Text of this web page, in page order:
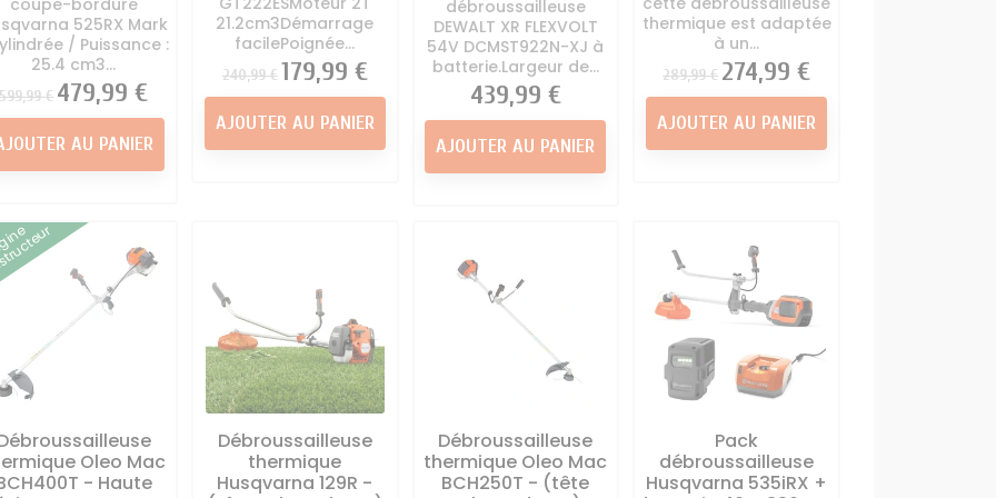
coupe-bordure
525RX Mark
/ Puissance :
25.4 cm3...
Prix
599,99 € Prix
479,99 €
AU PANIER
21.2cm3Démarrage
facilePoignée...
Prix
240,99 € Prix
179,99 €
AJOUTER AU PANIER
débroussailleuse
DEWALT XR FLEXVOLT
54V DCMST922N-XJ à
batterie.Largeur de...
Prix
439,99 €
AJOUTER AU PANIER
thermique est adaptée
à un...
Prix
289,99 € Prix
274,99 €
AJOUTER AU PANIER
Oleo Mac
- Haute
Débroussailleuse
thermique
Husqvarna 129R -
Débroussailleuse
thermique Oleo Mac
BCH250T - (tête
Pack
débroussailleuse
Husqvarna 535iRX +